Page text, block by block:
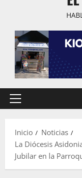
Menú
Inicio
Noticias
La Diócesis
Jubilar en la